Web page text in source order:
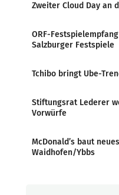
Zweiter Cloud Day an
ORF-
Salzburger Festspiele
Tchibo bringt Ube-
Stiftungsrat Lederer
Vorwürfe
McDonald’s baut
Waidhofen/Ybbs